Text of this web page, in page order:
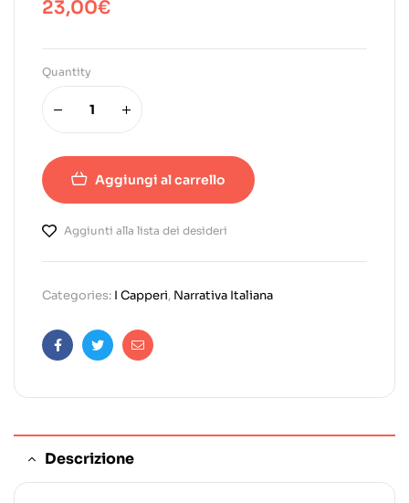
23,00€
Quantity
Aggiungi al carrello
Aggiunti alla lista dei desideri
Categories: I Capperi, Narrativa Italiana
FacebookTwitterEmail
Descrizione